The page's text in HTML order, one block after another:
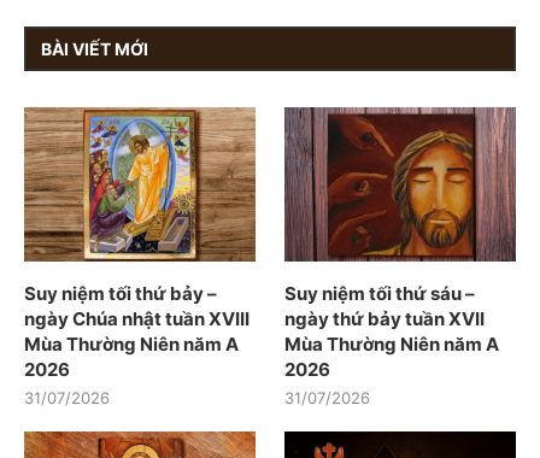
BÀI VIẾT MỚI
Suy niệm tối thứ bảy –
ngày Chúa nhật tuần XVIII
Mùa Thường Niên năm A
2026
31/07/2026
Suy niệm tối thứ sáu –
ngày thứ bảy tuần XVII
Mùa Thường Niên năm A
2026
31/07/2026